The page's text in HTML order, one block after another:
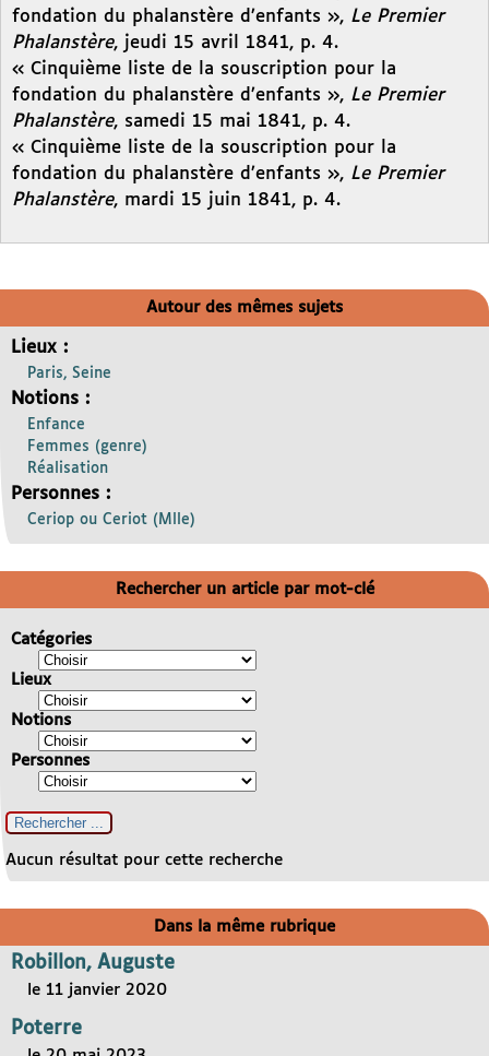
fondation du phalanstère d’enfants », Le Premier
Phalanstère, jeudi 15 avril 1841, p. 4.
« Cinquième liste de la souscription pour la
fondation du phalanstère d’enfants », Le Premier
Phalanstère, samedi 15 mai 1841, p. 4.
« Cinquième liste de la souscription pour la
fondation du phalanstère d’enfants », Le Premier
Phalanstère, mardi 15 juin 1841, p. 4.
Autour des mêmes sujets
Lieux :
Paris, Seine
Notions :
Enfance
Femmes (genre)
Réalisation
Personnes :
Ceriop ou Ceriot (Mlle)
Rechercher un article par mot-clé
Catégories
Lieux
Notions
Personnes
Aucun résultat pour cette recherche
Dans la même rubrique
Robillon, Auguste
le 11 janvier 2020
Poterre